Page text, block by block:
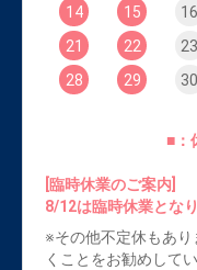
14
15 16
21
22 23
28
29 30
■：
[臨時休業のご案内]
8/12は臨時休業とな
※その他不定休もあ
くことをお勧めしてい